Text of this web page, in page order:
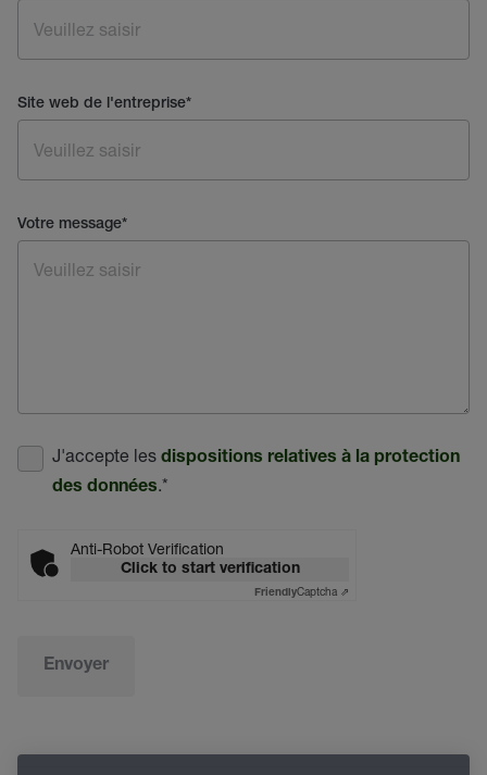
Site web de l'entreprise*
Votre message*
J'accepte les dispositions relatives à la protection
des données.*
Anti-Robot Verification
Click to start verification
FriendlyCaptcha ⇗
Envoyer